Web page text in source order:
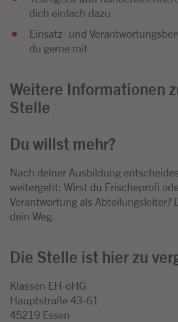
dich einfach dazu
Einsatz- und
du gerne mit
Weitere Informationen
Stelle
Du willst mehr?
Nach deiner Ausbildung
weitergeht: Wirst du Frischeprofi
Verantwortung als Abteilungsleiter?
dein Weg.
Die Stelle ist hier zu
Klassen EH-oHG
Hauptstraße 43-61
45219 Essen